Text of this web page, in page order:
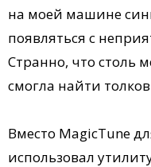
на моей машине
появляться с
Странно, что столь
смогла найти
Вместо MagicTune
использовал